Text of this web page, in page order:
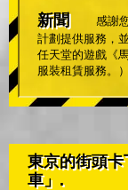
新聞
感謝
計劃提供服務，
任天堂的遊戲《
服裝租賃服務。）
東京的街頭
車」.